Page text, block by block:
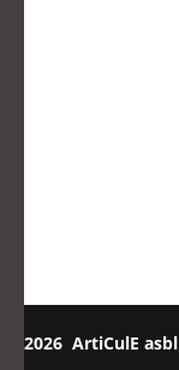
2026 ArtiCulE asbl